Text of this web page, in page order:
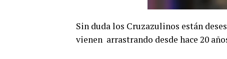
Sin duda los Cruzazulinos están
vienen arrastrando desde hace 20